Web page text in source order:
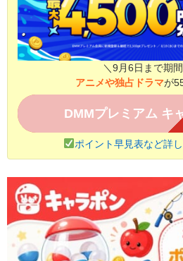
＼9月6日まで期
アニメや独占ドラマが
DMMプレミアム キ
ポイント早見表など詳